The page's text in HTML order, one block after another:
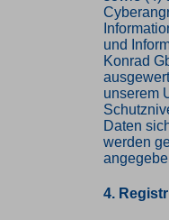
und
Konrad
unserem
Daten
werden
4.